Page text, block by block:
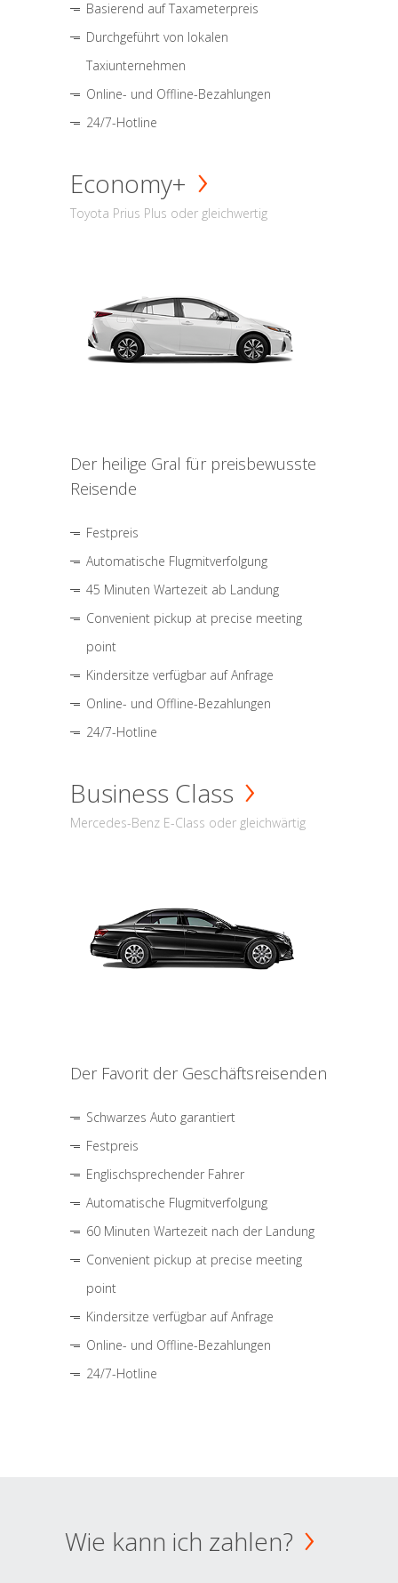
Basierend auf Taxameterpreis
Durchgeführt von lokalen
Taxiunternehmen
Online- und Offline-Bezahlungen
24/7-Hotline
Economy+
Toyota Prius Plus oder gleichwertig
Der heilige Gral für preisbewusste
Reisende
Festpreis
Automatische Flugmitverfolgung
45 Minuten Wartezeit ab Landung
Convenient pickup at precise meeting
point
Kindersitze verfügbar auf Anfrage
Online- und Offline-Bezahlungen
24/7-Hotline
Business Class
Mercedes-Benz E-Class oder gleichwärtig
Der Favorit der Geschäftsreisenden
Schwarzes Auto garantiert
Festpreis
Englischsprechender Fahrer
Automatische Flugmitverfolgung
60 Minuten Wartezeit nach der Landung
Convenient pickup at precise meeting
point
Kindersitze verfügbar auf Anfrage
Online- und Offline-Bezahlungen
24/7-Hotline
Wie kann ich zahlen?